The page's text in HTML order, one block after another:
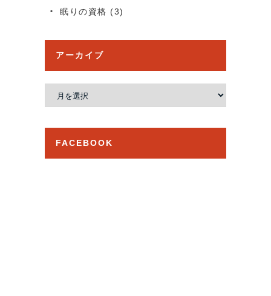
眠りの資格 (3)
アーカイブ
ー
FACEBOOK